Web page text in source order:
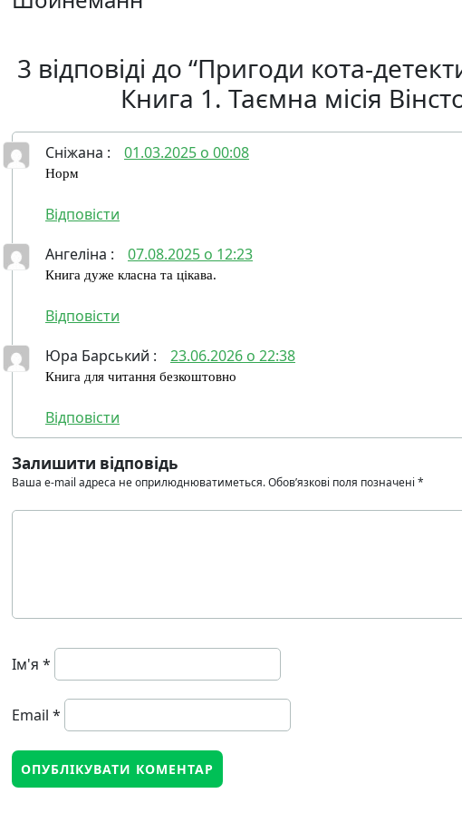
3 відповіді до “Пригоди кота-
Книга 1. Таємна місія
Сніжана : 01.03.2025 о 00:08
Норм
Відповісти
Ангеліна : 07.08.2025 о 12:23
Книга дуже класна та цікава.
Відповісти
Юра Барський : 23.06.2026 о 22:38
Книга для читання безкоштовно
Відповісти
Залишити відповідь
Ваша e-mail адреса не оприлюднюватиметься.Обов’язкові поля позначені *
Ім'я *
Email *